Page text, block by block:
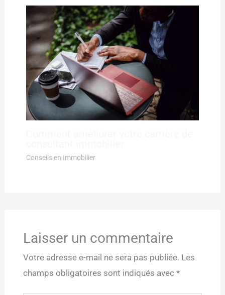
Conseils en Immobilier
Laisser un commentaire
Votre adresse e-mail ne sera pas publiée. Les
champs obligatoires sont indiqués avec *